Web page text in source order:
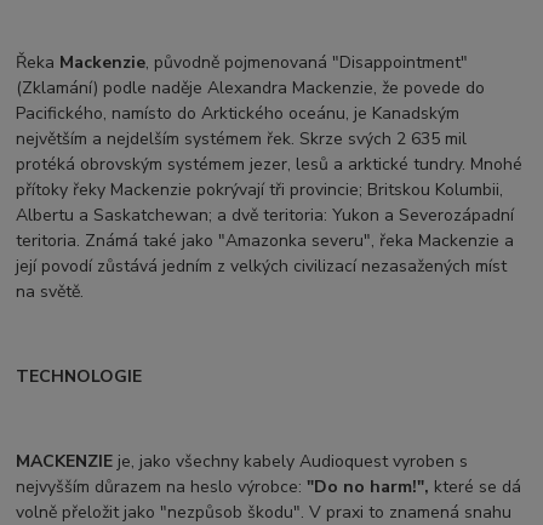
Řeka Mackenzie, původně pojmenovaná "Disappointment"
(Zklamání) podle naděje Alexandra Mackenzie, že povede do
Pacifického, namísto do Arktického oceánu, je Kanadským
největším a nejdelším systémem řek. Skrze svých 2 635 mil
protéká obrovským systémem jezer, lesů a arktické tundry. Mnohé
přítoky řeky Mackenzie pokrývají tři provincie; Britskou Kolumbii,
Albertu a Saskatchewan; a dvě teritoria: Yukon a Severozápadní
teritoria. Známá také jako "Amazonka severu", řeka Mackenzie a
její povodí zůstává jedním z velkých civilizací nezasažených míst
na světě.
TECHNOLOGIE
MACKENZIE je, jako všechny kabely Audioquest vyroben s
nejvyšším důrazem na heslo výrobce:"Do no harm!", které se dá
volně přeložit jako "nezpůsob škodu". V praxi to znamená snahu